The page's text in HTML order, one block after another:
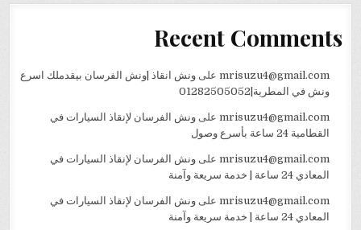
Recent Comments
mrisuzu4@gmail.comعلى ونش انقاذ |ونش الفرسان بيقدملك اسرع
ونش في المطرية|01282505052
mrisuzu4@gmail.comعلى ونش الفرسان لإنقاذ السيارات في
القطامية 24 ساعة بأسرع وصول
mrisuzu4@gmail.comعلى ونش الفرسان لإنقاذ السيارات في
المعادي 24 ساعة | خدمة سريعة وآمنة
mrisuzu4@gmail.comعلى ونش الفرسان لإنقاذ السيارات في
المعادي 24 ساعة | خدمة سريعة وآمنة